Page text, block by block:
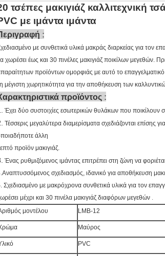
τσέπες μακιγιάζ καλλιτεχνική
με ιμάντα ιμάντα
:
με συνθετικά υλικά μακράς διαρκείας για τον
χωρέσει έως και 30 πινέλες μακιγιάζ ποικίλων μεγεθών.
προϊόντων ομορφιάς με αυτό το
μέγιστη χωρητικότητα για την αποθήκευση των
προϊόντος :
Έχει δύο συστοιχίες εσωτερικών θυλάκων που ποικίλουν
Τέσσερις μεγαλύτερα διαμερίσματα σχεδιάζονται επίσης
άλλη
προϊόν μακιγιάζ.
Ένας ρυθμιζόμενος ιμάντας επιτρέπει στη ζώνη να
σχεδιασμός, ιδανικό για αποθήκευση
Σχεδιασμένο με μακρόχρονα συνθετικά υλικά για τον
μέχρι και 30 πινέλα μακιγιάζ διαφόρων μεγεθών .
μοντέλου LMB-12
Μαύρος
PVC